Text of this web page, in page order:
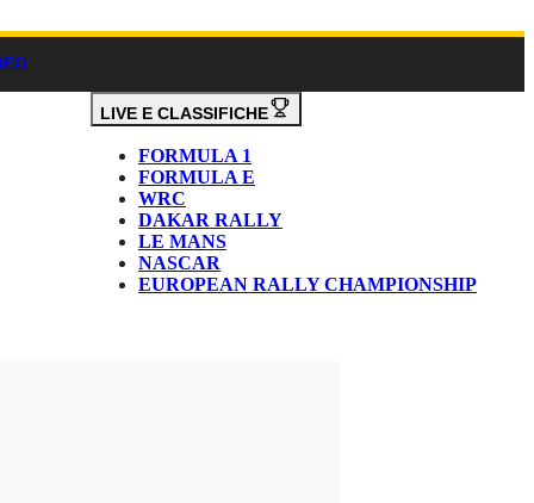
LIVE E CLASSIFICHE
FORMULA 1
FORMULA E
WRC
DAKAR RALLY
LE MANS
NASCAR
EUROPEAN RALLY CHAMPIONSHIP